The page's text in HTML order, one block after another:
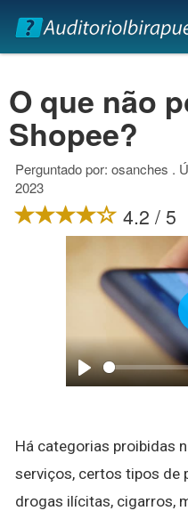
O que não
Shopee?
Perguntado por: osanches .
2023
4.2 / 5
Play
Há categorias proibidas
serviços, certos tipos de
drogas ilícitas, cigarros,